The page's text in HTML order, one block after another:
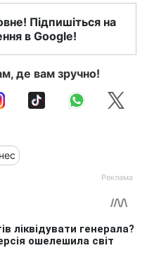
Підпишіться на
в Google!
де вам зручно!